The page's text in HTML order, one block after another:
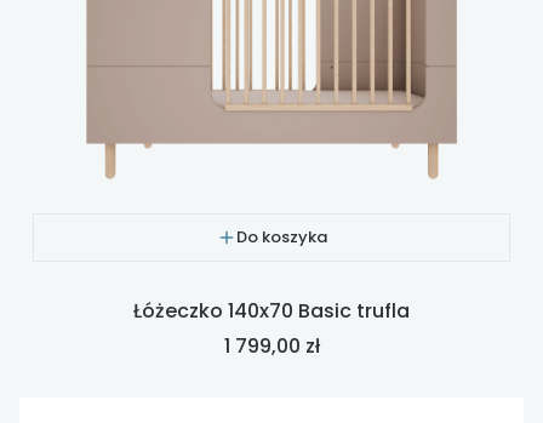
Do koszyka
Łóżeczko 140x70 Basic trufla
Cena
1 799,00 zł